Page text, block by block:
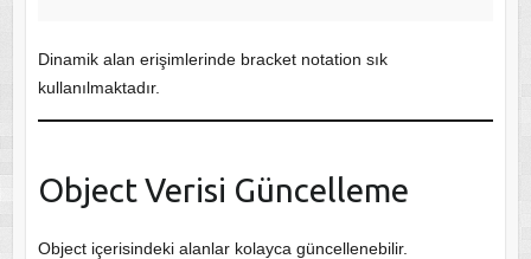
Dinamik alan erişimlerinde bracket notation sık
kullanılmaktadır.
Object Verisi Güncelleme
Object içerisindeki alanlar kolayca güncellenebilir.